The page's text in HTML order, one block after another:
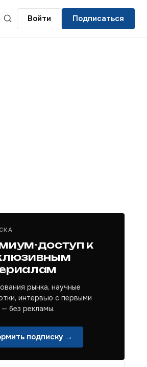
Войти Подписаться
доступ к
рынка, научные
интервью с первыми
без рекламы.
подписку →